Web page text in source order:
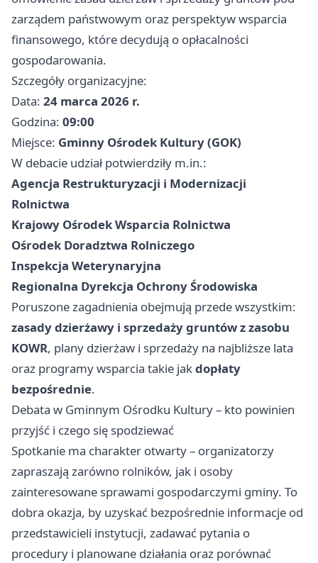
zarządem państwowym oraz perspektyw wsparcia
finansowego, które decydują o opłacalności
gospodarowania.
Szczegóły organizacyjne:
Data: 24 marca 2026 r.
Godzina: 09:00
Miejsce: Gminny Ośrodek Kultury (GOK)
W debacie udział potwierdziły m.in.:
Agencja Restrukturyzacji i Modernizacji
Rolnictwa
Krajowy Ośrodek Wsparcia Rolnictwa
Ośrodek Doradztwa Rolniczego
Inspekcja Weterynaryjna
Regionalna Dyrekcja Ochrony Środowiska
Poruszone zagadnienia obejmują przede wszystkim:
zasady dzierżawy i sprzedaży gruntów z zasobu
KOWR, plany dzierżaw i sprzedaży na najbliższe lata
oraz programy wsparcia takie jakdopłaty
bezpośrednie.
Debata w Gminnym Ośrodku Kultury – kto powinien
przyjść i czego się spodziewać
Spotkanie ma charakter otwarty – organizatorzy
zapraszają zarówno rolników, jak i osoby
zainteresowane sprawami gospodarczymi gminy. To
dobra okazja, by uzyskać bezpośrednie informacje od
przedstawicieli instytucji, zadawać pytania o
procedury i planowane działania oraz porównać